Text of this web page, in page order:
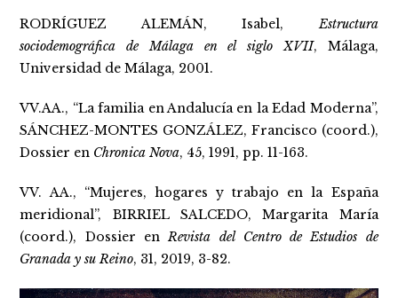
RODRÍGUEZ ALEMÁN, Isabel,Estructura
sociodemográfica de Málaga en el siglo XVII, Málaga,
Universidad de Málaga, 2001.
VV.AA., “La familia en Andalucía en la Edad Moderna”,
SÁNCHEZ-MONTES GONZÁLEZ, Francisco (coord.),
Dossier en Chronica Nova, 45, 1991, pp. 11-163.
VV. AA., “Mujeres, hogares y trabajo en la España
meridional”, BIRRIEL SALCEDO, Margarita María
(coord.), Dossier enRevista del Centro de Estudios de
Granada y su Reino, 31, 2019, 3-82.